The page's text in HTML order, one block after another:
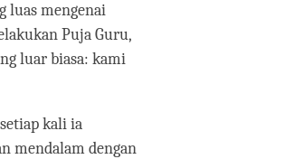
luas mengenai
Puja Guru,
luar biasa: kami
kali ia
mendalam dengan